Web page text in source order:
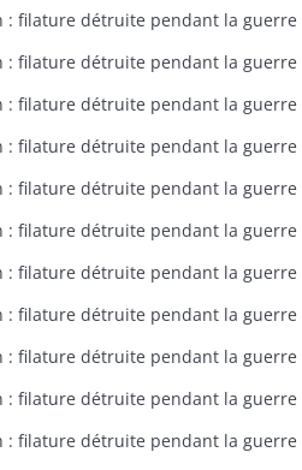
: filature détruite pendant la guerre
: filature détruite pendant la guerre
: filature détruite pendant la guerre
: filature détruite pendant la guerre
: filature détruite pendant la guerre
: filature détruite pendant la guerre
: filature détruite pendant la guerre
: filature détruite pendant la guerre
: filature détruite pendant la guerre
: filature détruite pendant la guerre
: filature détruite pendant la guerre